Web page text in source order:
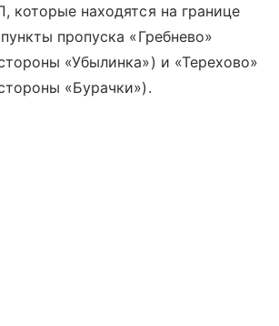
которые находятся на границе
пропуска «Гребнево»
«Убылинка») и «Терехово»
«Бурачки»).